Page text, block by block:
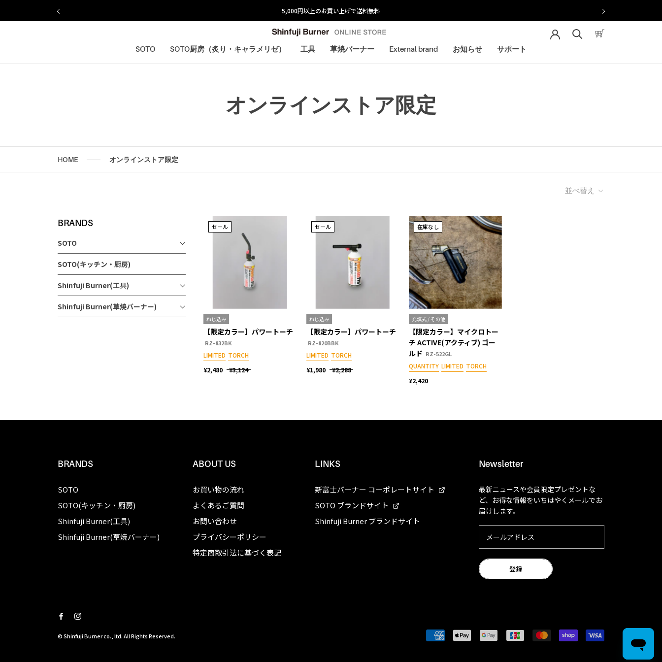
動
5,000円以上のお買い上げで送料無料
SOTO SOTO厨房（炙り・キャラメリゼ） 工具 草焼バーナー External brand お知らせ サポート
オンラインストア限定
HOME オンラインストア限定
並べ替え
BRANDS
SOTO
SOTO(キッチン・厨房)
Shinfuji Burner(工具)
Shinfuji Burner(草焼バーナー)
セール
ねじ込み
【限定カラー】パワートーチ
RZ-832BK
LIMITED TORCH
¥2,480
¥3,124
セール
ねじ込み
【限定カラー】パワートーチ
RZ-820BBK
LIMITED TORCH
¥1,980
¥2,288
在庫なし
充填式 / その他
【限定カラー】マイクロトー
チ ACTIVE(アクティブ) ゴー
ルド RZ-522GL
QUANTITY LIMITED TORCH
¥2,420
BRANDS
SOTO
SOTO(キッチン・厨房)
Shinfuji Burner(工具)
Shinfuji Burner(草焼バーナー)
ABOUT US
お買い物の流れ
よくあるご質問
お問い合わせ
プライバシーポリシー
特定商取引法に基づく表記
LINKS
新富士バーナー コーポレートサイト
SOTO ブランドサイト
Shinfuji Burner ブランドサイト
Newsletter
最新ニュースや会員限定プレゼントな
ど、お得な情報をいちはやくメールでお
届けします。
登録
© Shinfuji Burner co., ltd. All Rights Reserved.